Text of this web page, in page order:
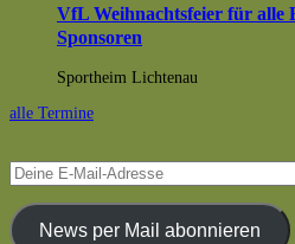
VfL Weihnachtsfeier für alle
Sponsoren
Sportheim Lichtenau
alle Termine
Deine
E-
Mail-
AdresseNews per Mail abonnieren